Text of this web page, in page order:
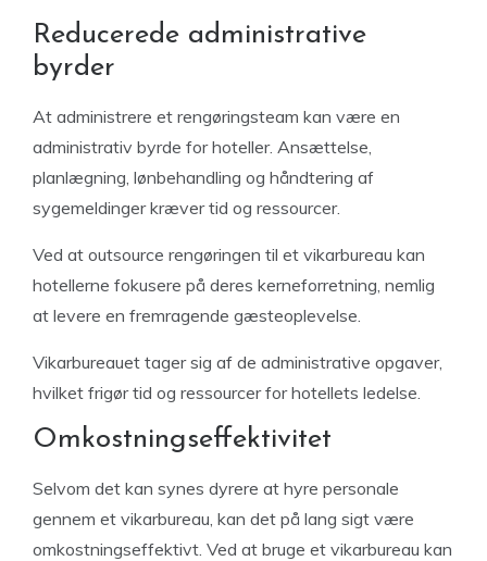
Reducerede administrative
byrder
At administrere et rengøringsteam kan være en
administrativ byrde for hoteller. Ansættelse,
planlægning, lønbehandling og håndtering af
sygemeldinger kræver tid og ressourcer.
Ved at outsource rengøringen til et vikarbureau kan
hotellerne fokusere på deres kerneforretning, nemlig
at levere en fremragende gæsteoplevelse.
Vikarbureauet tager sig af de administrative opgaver,
hvilket frigør tid og ressourcer for hotellets ledelse.
Omkostningseffektivitet
Selvom det kan synes dyrere at hyre personale
gennem et vikarbureau, kan det på lang sigt være
omkostningseffektivt. Ved at bruge et vikarbureau kan